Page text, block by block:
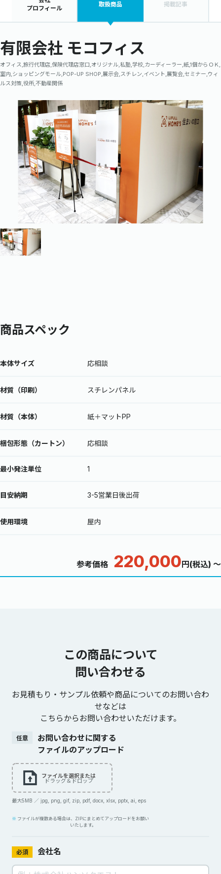
プロフィール
取扱商品 掲載記事
有限会社 モコフィス
オフィス,旅行代理店,保険代理店窓口,オリジナル,私塾,学校,カーディーラー,紙,1個からＯＫ,
室内,ショッピングモール,POP-UP SHOP,展示会,スチレン,イベント,展覧会,セミナー,ウィ
ルス対策,役所,不動産関係
商品スペック
本体サイズ 応相談
材質（印刷） スチレンパネル
材質（本体） 紙＋マットPP
梱包形態（カートン） 応相談
最小発注単位 1
目安納期 3-5営業日後出荷
使用環境 屋内
参考価格 220,000 円(税込) ～
この商品について
問い合わせる
お見積もり・サンプル依頼や商品についてのお問い合わ
せなどは
こちらからお問い合わせいただけます。
任意
お問い合わせに関する
ファイルのアップロード
ファイルを選択または
ドラッグ＆ドロップ
最大5MB ／ jpg, png, gif, zip, pdf, docx, xlsx, pptx, ai, eps
ファイルが複数ある場合は、ZIPにまとめてアップロードをお願い
いたします。
必須 会社名